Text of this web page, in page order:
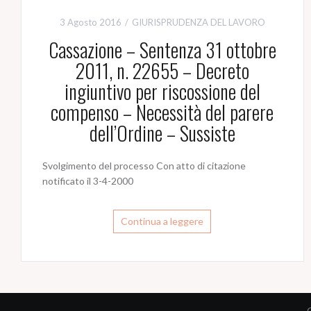
3 Agosto 2016 GIURISPRUDENZA DEL LAVORO
Cassazione – Sentenza 31 ottobre
2011, n. 22655 – Decreto
ingiuntivo per riscossione del
compenso – Necessità del parere
dell’Ordine – Sussiste
Svolgimento del processo Con atto di citazione
notificato il 3-4-2000
Continua a leggere